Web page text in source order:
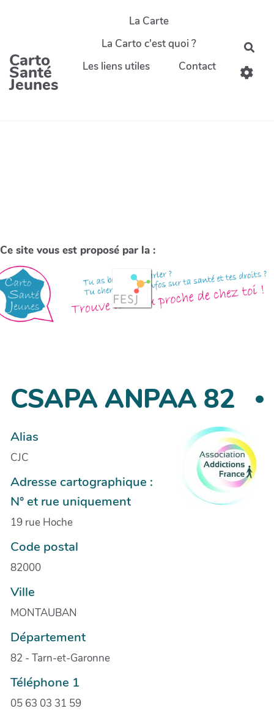
Carto
Santé
Jeunes
La Carte
La Carto c'est quoi ?
Les liens utiles
Contact
Ce site vous est proposé par la :
CSAPA ANPAA 82
Alias
CJC
Adresse cartographique :
N° et rue uniquement
19 rue Hoche
Code postal
82000
Ville
MONTAUBAN
Département
82 - Tarn-et-Garonne
Téléphone 1
05 63 03 31 59